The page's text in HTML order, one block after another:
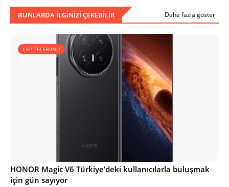
BUNLARDA ILGINIZI ÇEKEBILIR Daha fazla göster
CEP TELEFONU
HONOR Magic V6 Türkiye’deki kullanıcılarla buluşmak
için gün sayıyor